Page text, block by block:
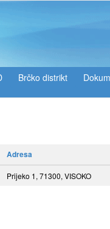
Brčko distrikt
Adresa
Prijeko 1, 71300, VISOKO